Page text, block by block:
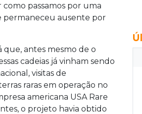
passamos por uma
permaneceu ausente por
que, antes mesmo de o
cadeias já vinham sendo
visitas de
raras em operação no
americana USA Rare
o projeto havia obtido